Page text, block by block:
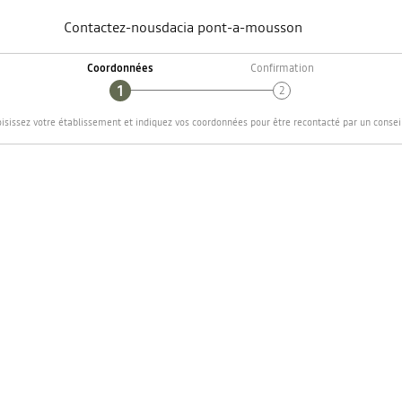
Contactez-nousdacia pont-a-mousson
Coordonnées Confirmation
votre établissement et indiquez vos coordonnées pour être recontacté par un